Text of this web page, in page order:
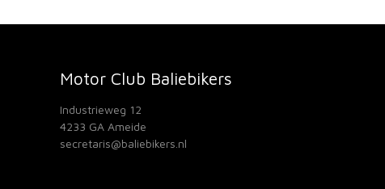
Motor Club Baliebikers
Industrieweg 12
4233 GA Ameide
secretaris@baliebikers.nl